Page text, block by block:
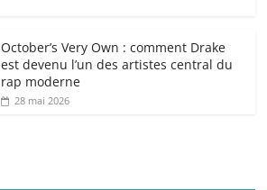
October’s Very Own : comment Drake
est devenu l’un des artistes central du
rap moderne
28 mai 2026